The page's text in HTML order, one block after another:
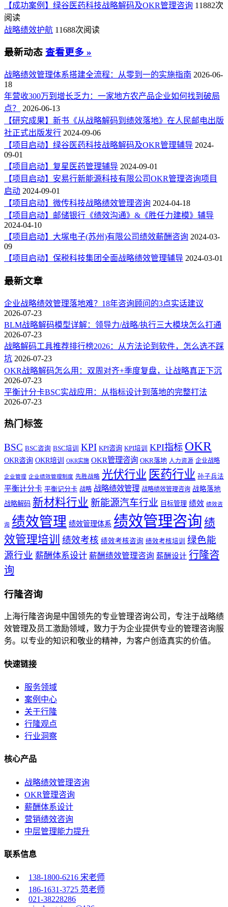
【成功案例】绿谷医药科技战略解码及OKR管理咨询 11882次
阅读
战略绩效护航 11688次阅读
最新动态 查看更多 »
战略绩效管理体系搭建全流程：从零到一的实施指南 2026-06-
18
年营收300万到增长乏力：一家地方农产品企业如何找到破局
点？
2026-06-13
【研究成果】新书《从战略解码到绩效落地》在人民邮电出版
社正式出版发行 2024-09-06
【项目启动】绿谷医药科技战略解码及OKR管理辅导 2024-
09-01
【项目启动】复星医药管理辅导 2024-09-01
【项目启动】安易行新能源科技有限公司OKR管理咨询项目
启动 2024-09-01
【项目启动】微传科技战略绩效管理咨询 2024-04-18
【项目启动】邮储银行《绩效沟通》&《胜任力建模》辅导
2024-04-10
【项目启动】大塚电子(苏州)有限公司绩效薪酬咨询 2024-03-
09
【项目启动】保税科技集团全面战略绩效管理辅导 2024-03-01
最新文章
企业战略绩效管理落地难？18年咨询顾问的3点实话建议
2026-07-23
BLM战略解码模型详解：领导力/战略/执行三大模块怎么打通
2026-07-23
战略解码工具推荐排行榜2026：从方法论到软件，怎么选不踩
坑 2026-07-23
OKR战略解码怎么用：双周对齐+季度复盘，让战略真正下沉
2026-07-23
平衡计分卡BSC实战应用：从指标设计到落地的完整打法
2026-07-23
热门标签
BSC BSC咨询 BSC培训 KPI KPI咨询 KPI培训 KPI指标 OKR
OKR咨询 OKR培训 OKR实施 OKR管理咨询 OKR落地 人力资源 企业战略
企业管理 企业绩效管理制度 先胜战略 光伏行业 医药行业 孙子兵法
平衡计分卡 平衡记分卡 战略 战略绩效管理 战略绩效管理咨询 战略落地
战略解码 新材料行业 新能源汽车行业 目标管理 绩效 绩效咨
询 绩效管理 绩效管理体系 绩效管理咨询 绩
效管理培训 绩效考核 绩效考核咨询 绩效考核培训
绿色能
源行业 薪酬体系设计 薪酬绩效管理咨询 薪酬设计 行隆咨
询
行隆咨询
上海行隆咨询是中国领先的专业管理咨询公司，专注于战略绩
效管理及员工激励领域，致力于为企业提供专业的管理咨询服
务。以专业的知识和敬业的精神，为客户创造真实的价值。
快速链接
服务领域
案例中心
关于行隆
行隆观点
行业洞察
核心产品
战略绩效管理咨询
OKR管理咨询
薪酬体系设计
营销绩效咨询
中层管理能力提升
联系信息
138-1800-6216 宋老师
186-1631-3725 范老师
021-38228286